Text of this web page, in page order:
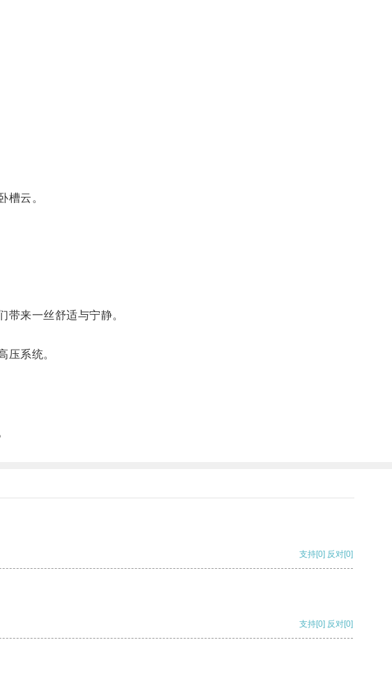
云。
来一丝舒适与宁静。
系统。
支持[0] 反对[0]
支持[0] 反对[0]